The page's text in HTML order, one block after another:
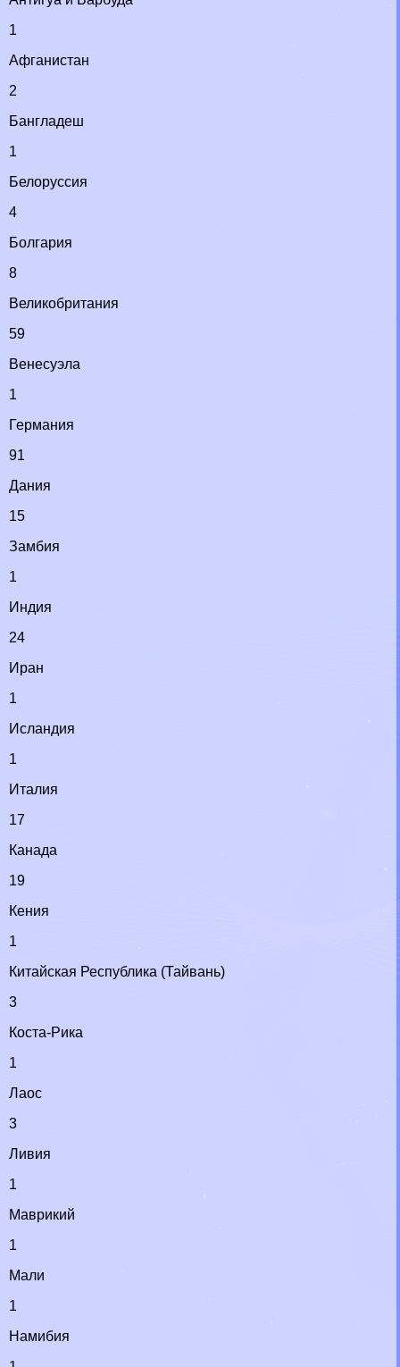
1
Афганистан
2
Бангладеш
1
Белоруссия
4
Болгария
8
Великобритания
59
Венесуэла
1
Германия
91
Дания
15
Замбия
1
Индия
24
Иран
1
Исландия
1
Италия
17
Канада
19
Кения
1
Китайская Республика (Тайвань)
3
Коста-Рика
1
Лаос
3
Ливия
1
Маврикий
1
Мали
1
Намибия